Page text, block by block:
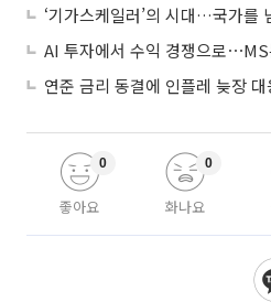
‘기가스케일러’의 시대…국가를
좋아요
0
화나요
0